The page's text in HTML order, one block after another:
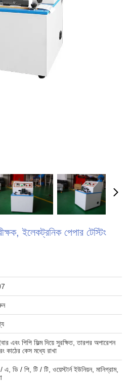
ইলেকট্রনিক পেপার টেস্টিং
এবং পিপি ফিল্ম দিয়ে সুরক্ষিত, তারপর অপারেশন
কাঠের কেস মধ্যে রাখা
ডি / পি, টি / টি, ওয়েস্টার্ন ইউনিয়ন, মানিগ্রাম,